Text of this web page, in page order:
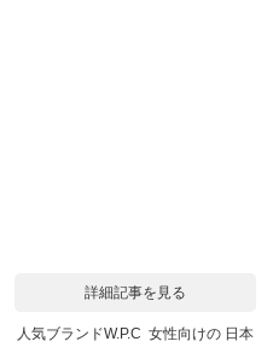
詳細記事を見る
人気ブランドW.P.C 女性向けの 日本